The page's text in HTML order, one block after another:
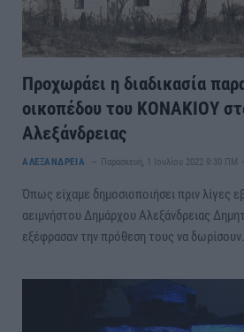
Προχωράει η διαδικασία
οικοπέδου του ΚΟΝΑΚΙΟΥ
Αλεξάνδρειας
ΑΛΕΞΑΝΔΡΕΙΑ Παρασκευή, 1 Ιουλίου 2022 9:30 ΠΜ
Όπως είχαμε δημοσιοποιήσει πριν λίγες
αειμνήστου Δημάρχου Αλεξάνδρειας
εξέφρασαν την πρόθεση τους να